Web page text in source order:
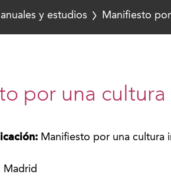
y estudios Manifiesto
por una cultura
Manifiesto por una cultura
Madrid